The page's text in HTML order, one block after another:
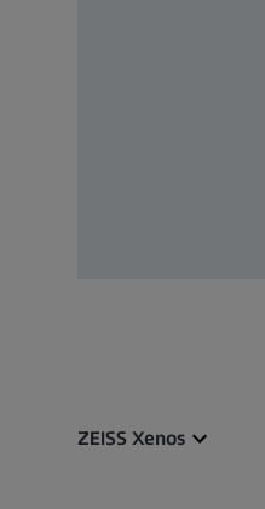
ZEISS Xenos